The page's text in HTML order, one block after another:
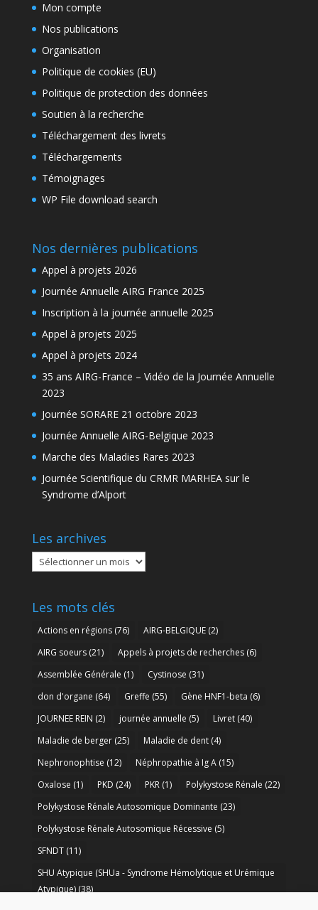
Mon compte
Nos publications
Organisation
Politique de cookies (EU)
Politique de protection des données
Soutien à la recherche
Téléchargement des livrets
Téléchargements
Témoignages
WP File download search
Nos dernières publications
Appel à projets 2026
Journée Annuelle AIRG France 2025
Inscription à la journée annuelle 2025
Appel à projets 2025
Appel à projets 2024
35 ans AIRG-France – Vidéo de la Journée Annuelle
2023
Journée SORARE 21 octobre 2023
Journée Annuelle AIRG-Belgique 2023
Marche des Maladies Rares 2023
Journée Scientifique du CRMR MARHEA sur le
Syndrome d’Alport
Les archives
Les
archives
Les mots clés
Actions en régions(76) AIRG-BELGIQUE(2)
AIRG soeurs(21) Appels à projets de recherches(6)
Assemblée Générale (1) Cystinose (31)
don d'organe (64) Greffe (55) Gène HNF1-beta (6)
JOURNEE REIN (2) journée annuelle (5) Livret(40)
Maladie de berger(25) Maladie de dent(4)
Nephronophtise (12) Néphropathie à Ig A(15)
Oxalose (1) PKD (24) PKR(1) Polykystose Rénale (22)
Polykystose Rénale Autosomique Dominante (23)
Polykystose Rénale Autosomique Récessive (5)
SFNDT(11)
SHU Atypique (SHUa - Syndrome Hémolytique et Urémique
Atypique)(38)